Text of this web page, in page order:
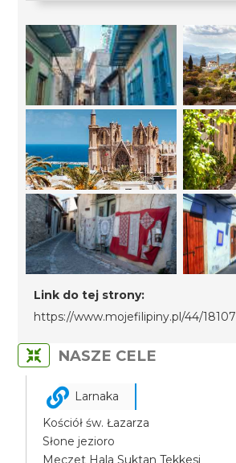
Link do tej strony:
https://www.mojefilipiny.pl/44/18107
NASZE CELE
Larnaka
Kościół św. Łazarza
Słone jezioro
Meczet Hala Suktan Tekkesi